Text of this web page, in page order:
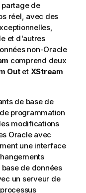
de
réel, avec des
et d'autres
non-Oracle
comprend deux
Outet XStream
de base de
programmation
modifications
Oracle avec
une interface
de données
un serveur de